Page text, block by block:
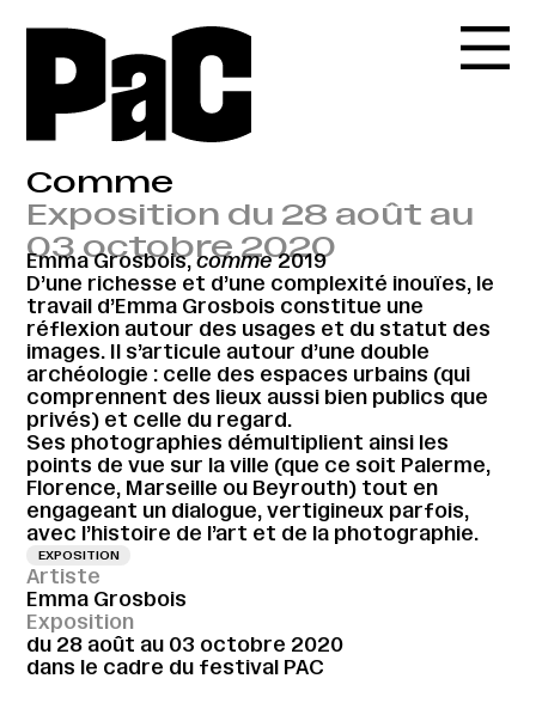
Comme
Exposition du 28 août au
03 octobre 2020
Emma Grosbois,comme2019
D’une richesse et d’une complexité inouïes, le
travail d’Emma Grosbois constitue une
réflexion autour des usages et du statut des
images. Il s’articule autour d’une double
archéologie : celle des espaces urbains (qui
comprennent des lieux aussi bien publics que
privés) et celle du regard.
Ses photographies démultiplient ainsi les
points de vue sur la ville (que ce soit Palerme,
Florence, Marseille ou Beyrouth) tout en
engageant un dialogue, vertigineux parfois,
avec l’histoire de l’art et de la photographie.
EXPOSITION
Artiste
Emma Grosbois
Exposition
du 28 août au 03 octobre 2020
dans le cadre du festival PAC